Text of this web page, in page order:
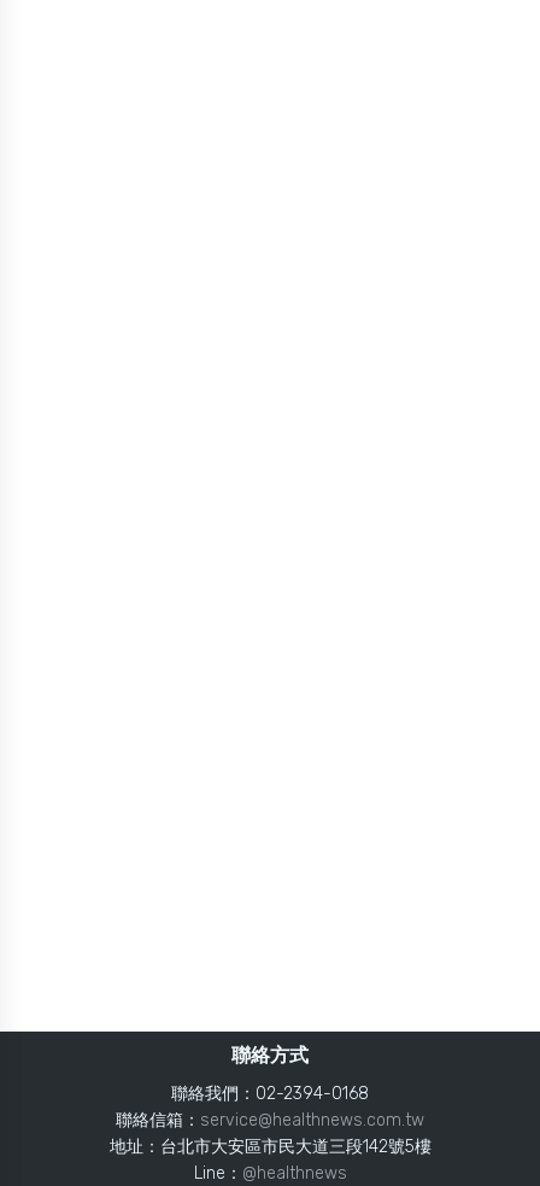
聯絡方式
聯絡我們：02-2394-0168
聯絡信箱： service@healthnews.com.tw
地址：台北市大安區市民大道三段142號5樓
Line： @healthnews